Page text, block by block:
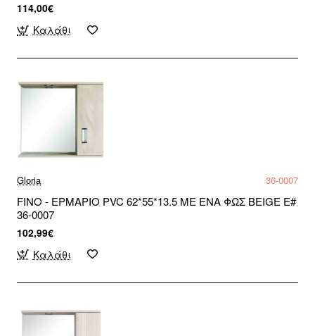
114,00€
Καλάθι
Gloria 36-0007
FINO - ΕΡΜΑΡΙΟ PVC 62*55*13.5 ΜΕ ΕΝΑ ΦΩΣ BEIGE Ε#
36-0007
102,99€
Καλάθι